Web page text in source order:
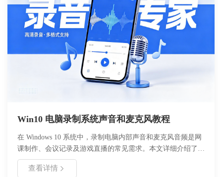
Win10 电脑录制系统声音和麦克风教程
在 Windows 10 系统中，录制电脑内部声音和麦克风音频是网
课制作、会议记录及游戏直播的常见需求。本文详细介绍了两
种主流录制方案：一是利用 Windows 自带的 Xbox Game Bar
和录音机应用，无需安装额外软件，适合临时快速录制；二是
查看详情